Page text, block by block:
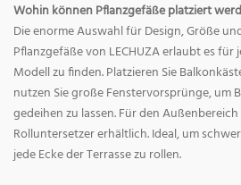
Wohin können Pflanzgefäße platziert
Die enorme Auswahl für Design, Größe
Pflanzgefäße von LECHUZA erlaubt es für
Modell zu finden. Platzieren Sie
nutzen Sie große Fenstervorsprünge, um
gedeihen zu lassen. Für den
Rolluntersetzer erhältlich. Ideal, um
jede Ecke der Terrasse zu rollen.